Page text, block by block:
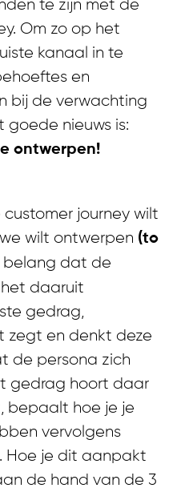
te zijn met de
Om zo op het
kanaal in te
en
bij de verwachting
goede nieuws is:
ontwerpen!
journey wilt
wilt ontwerpen (to
belang dat de
daaruit
gedrag,
zegt en denkt deze
de persona zich
gedrag hoort daar
bepaalt hoe je je
vervolgens
Hoe je dit aanpakt
de hand van de 3